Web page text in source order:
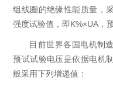
组线圈的绝缘性能质量，
强度试验值，即K%×UA，
目前世界各国电机制
预试试验电压是依据电机
般采用下列增递值：